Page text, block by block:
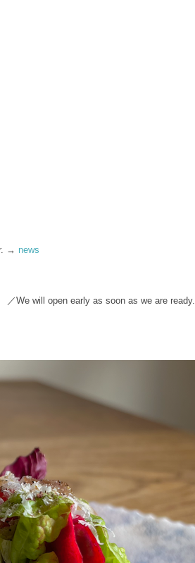
→ news
／We will open early as soon as we are ready.